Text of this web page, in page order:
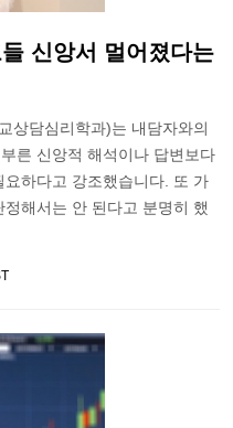
신앙서 멀어졌다는
상담심리학과)는 내담자와의
른 신앙적 해석이나 답변보다
하다고 강조했습니다. 또 가
해서는 안 된다고 분명히 했